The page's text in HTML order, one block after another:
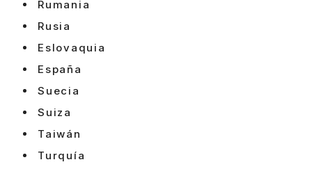
Rumania
Rusia
Eslovaquia
España
Suecia
Suiza
Taiwán
Turquía